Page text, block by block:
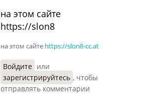
на этом сайте
https://slon8
на этом сайте https://slon8-cc.at
Войдите или
зарегистрируйтесь , чтобы
отправлять комментарии